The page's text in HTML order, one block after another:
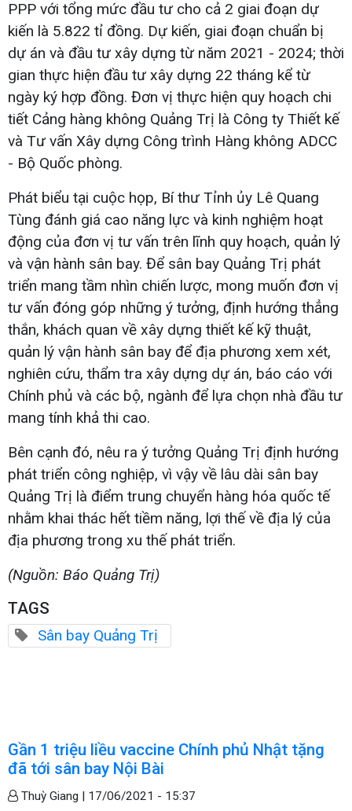
PPP với tổng mức đầu tư cho cả 2 giai đoạn dự
kiến là 5.822 tỉ đồng. Dự kiến, giai đoạn chuẩn bị
dự án và đầu tư xây dựng từ năm 2021 - 2024; thời
gian thực hiện đầu tư xây dựng 22 tháng kể từ
ngày ký hợp đồng. Đơn vị thực hiện quy hoạch chi
tiết Cảng hàng không Quảng Trị là Công ty Thiết kế
và Tư vấn Xây dựng Công trình Hàng không ADCC
- Bộ Quốc phòng.
Phát biểu tại cuộc họp, Bí thư Tỉnh ủy Lê Quang
Tùng đánh giá cao năng lực và kinh nghiệm hoạt
động của đơn vị tư vấn trên lĩnh quy hoạch, quản lý
và vận hành sân bay. Để sân bay Quảng Trị phát
triển mang tầm nhìn chiến lược, mong muốn đơn vị
tư vấn đóng góp những ý tưởng, định hướng thẳng
thắn, khách quan về xây dựng thiết kế kỹ thuật,
quản lý vận hành sân bay để địa phương xem xét,
nghiên cứu, thẩm tra xây dựng dự án, báo cáo với
Chính phủ và các bộ, ngành để lựa chọn nhà đầu tư
mang tính khả thi cao.
Bên cạnh đó, nêu ra ý tưởng Quảng Trị định hướng
phát triển công nghiệp, vì vậy về lâu dài sân bay
Quảng Trị là điểm trung chuyển hàng hóa quốc tế
nhằm khai thác hết tiềm năng, lợi thế về địa lý của
địa phương trong xu thế phát triển.
(Nguồn: Báo Quảng Trị)
TAGS
Sân bay Quảng Trị
Gần 1 triệu liều vaccine Chính phủ Nhật tặng
đã tới sân bay Nội Bài
Thuỳ Giang | 17/06/2021 - 15:37